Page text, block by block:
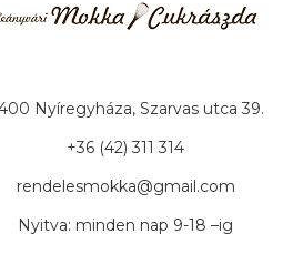
Nyíregyháza, Szarvas utca 39.
+36 (42) 311 314
rendelesmokka@gmail.com
Nyitva: minden nap 9-18 –ig